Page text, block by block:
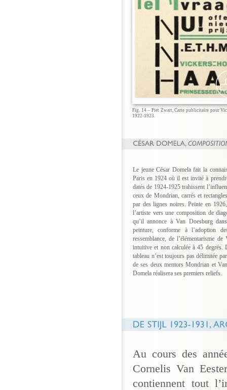
Fig. 14 – Piet Zwart, Carte publicitaire pour
1922-1923.
Le jeune César Domela fait la
Paris en 1924 où il est invité à
datés de 1924-1925 trahissent
ceux de Mondrian, carrés et
par des lignes noires. Peinte en
l’artiste vers une composition de
qu’il annonce à Van Doesburg
peinture, conforme à l’adoption
ressemblance, de l’élémentarisme
intuitive et non calculée à 45 degrés.
tableau n’est toujours pas délimitée
de ses deux mentors Mondrian et
Domela réalisera ses premiers reliefs.
Au cours des
Cornelis Van
contiennent tout